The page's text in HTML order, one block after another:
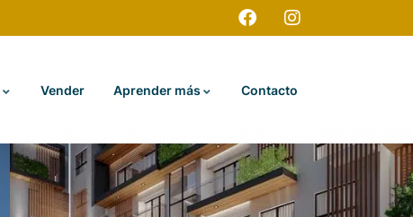
Vender Aprender más Contacto